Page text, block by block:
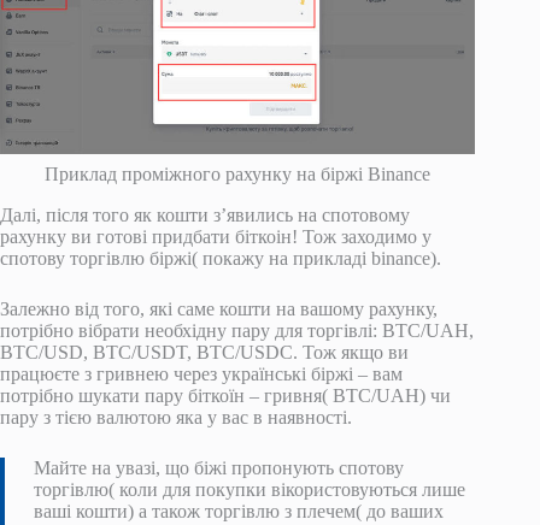
Приклад проміжного рахунку на біржі Binance
Далі, після того як кошти з’явились на спотовому
рахунку ви готові придбати біткоін! Тож заходимо у
спотову торгівлю біржі( покажу на прикладі binance).
Залежно від того, які саме кошти на вашому рахунку,
потрібно вібрати необхідну пару для торгівлі: BTC/UAH,
BTC/USD, BTC/USDT, BTC/USDC. Тож якщо ви
працюєте з гривнею через українські біржі – вам
потрібно шукати пару біткоїн – гривня( BTC/UAH) чи
пару з тією валютою яка у вас в наявності.
Майте на увазі, що біжі пропонують спотову
торгівлю( коли для покупки вікористовуються лише
ваші кошти) а також торгівлю з плечем( до ваших